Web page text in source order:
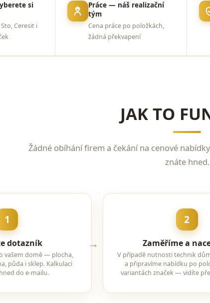
si
Ceresit i
Práce — náš realizační
tým
Cena práce po položkách,
žádná překvapení
JAK TO
Žádné obíhání firem a čekání na cenové
znáte hned.
1
dotazník
vašem domě — plocha,
půda i sklep. Kalkulaci
do e-mailu.
2
Zaměříme a
V případě nutnosti technik
a připravíme nabídku po
variantách značek — vidíte